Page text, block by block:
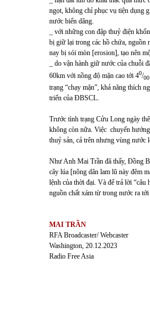
ngọt, không chỉ phục vụ tiện dụng
nước biển dâng.
_ với những con đập thuỷ điện
bị giữ lại trong các hồ chứa,
nay bị sói mòn [erosion], tạo nên
_ do vận hành giữ nước của chuỗi
60km với nồng độ mặn cao tới 40/00
trạng “chạy mặn”, khả năng thích
triển của ĐBSCL.
Trước tình trạng Cửu Long ngày
không còn nữa. Việc chuyển
thuỷ sản, cả trên nhưng vùng nước
Như Anh Mai Trần đã thấy, Đồng
cây lúa [nông dân lam lũ này đêm
lệnh của thời đại. Và để trả lời “câu
nguồn chất xám từ trong nước ra
MAI TRẦN
RFA Broadcaster/ Webcaster
Washington, 20.12.2023
Radio Free Asia